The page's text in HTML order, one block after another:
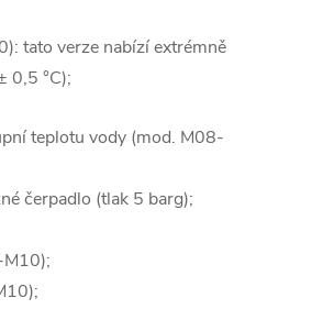
tato verze nabízí extrémně
0,5 °C);
teplotu vody (mod. M08-
čerpadlo (tlak 5 barg);